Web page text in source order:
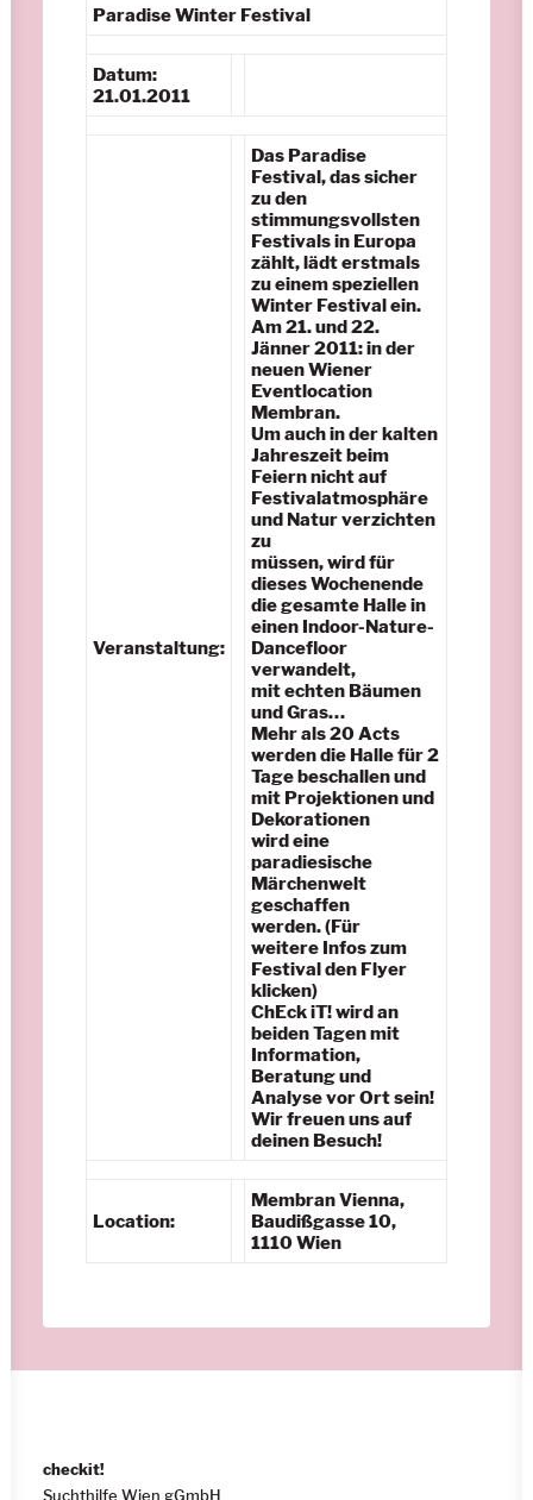
Paradise Winter Festival
Datum:
21.01.2011
Veranstaltung:
Das Paradise
Festival, das sicher
zu den
stimmungsvollsten
Festivals in Europa
zählt, lädt erstmals
zu einem speziellen
Winter Festival ein.
Am21. und 22.
Jänner 2011: in der
neuen Wiener
Eventlocation
Membran.
Um auch in der kalten
Jahreszeit beim
Feiern nicht auf
Festivalatmosphäre
und Natur verzichten
zu
müssen, wird für
dieses Wochenende
die gesamte Halle in
einen Indoor-Nature-
Dancefloor
verwandelt,
mit echten Bäumen
und Gras…
Mehr als 20 Acts
werden die Halle für 2
Tage beschallen und
mit Projektionen und
Dekorationen
wird eine
paradiesische
Märchenwelt
geschaffen
werden. (Für
weitere Infos zum
Festival den Flyer
klicken)
ChEck iT! wird an
beiden Tagen mit
Information,
Beratung und
Analyse vor Ort sein!
Wir freuen uns auf
deinen Besuch!
Location:
Membran Vienna,
Baudißgasse 10,
1110 Wien
checkit!
Suchthilfe Wien gGmbH